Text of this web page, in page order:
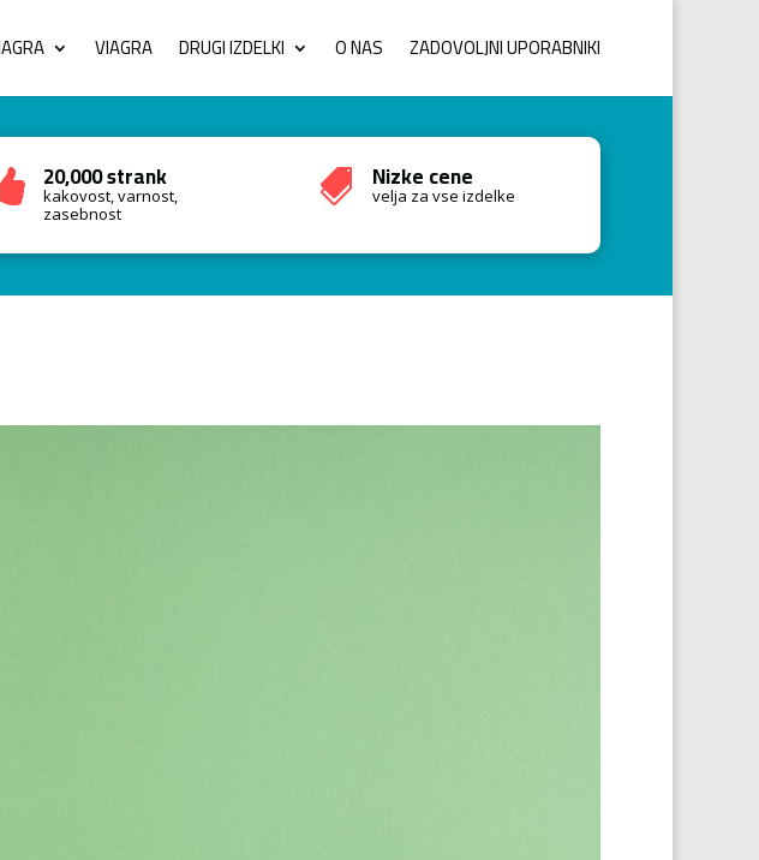
VIAGRA DRUGI IZDELKI O NAS ZADOVOLJNI UPORABNIKI
20,000 strank
kakovost, varnost,
zasebnost
 Nizke cene
velja za vse izdelke